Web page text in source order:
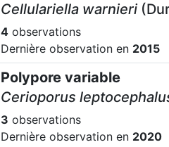
Cellulariella warnieri
4 observations
Dernière observation en 2015
Polypore variable
Cerioporus
3 observations
Dernière observation en 2020